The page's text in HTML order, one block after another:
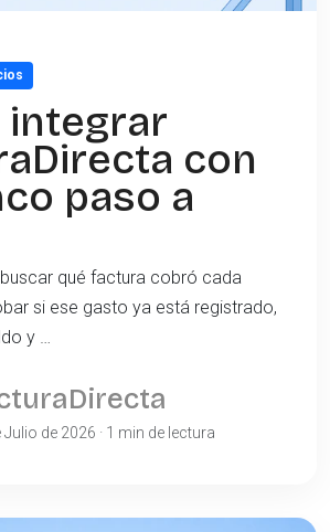
integrar
con
paso a
qué factura cobró cada
si ese gasto ya está registrado,
y …
Julio de 2026 · 1 min de lectura